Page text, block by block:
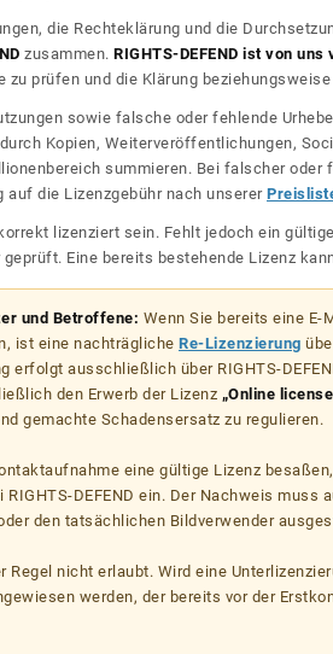
die Rechteklärung und die
zusammen. RIGHTS-DEFEND ist von
zu prüfen und die Klärung
sowie falsche oder fehlende
Kopien, Weiterveröffentlichungen,
summieren. Bei falscher
auf die Lizenzgebühr nach unserer
lizenziert sein. Fehlt jedoch ein
Eine bereits bestehende Lizenz
und Betroffene: Wenn Sie bereits eine E-
ist eine nachträgliche Re-Lizenzierung
erfolgt ausschließlich über RIGHTS-
den Erwerb der Lizenz „Online
gemachte Schadensersatz zu regulieren.
eine gültige Lizenz
DEFEND ein. Der Nachweis
den tatsächlichen Bildverwender
Regel nicht erlaubt. Wird eine
werden, der bereits vor der